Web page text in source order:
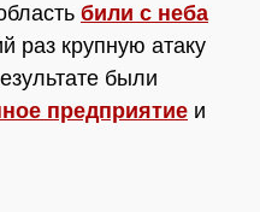
били с неба
раз крупную атаку
были
предприятие и